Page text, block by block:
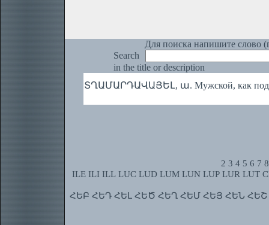
Для поиска напишите слово
Search
in the title or description
ՏՂԱՄԱՐԴԱՎԱՅԵԼ, ա. Мужской, как
2 3 4 5 6 7 8
ILE ILI ILL LUC LUD LUM LUN LUP LUR LUT
ՀԵԲ ՀԵԴ ՀԵԼ ՀԵԾ ՀԵՂ ՀԵՄ ՀԵՅ ՀԵՆ ՀԵՇ